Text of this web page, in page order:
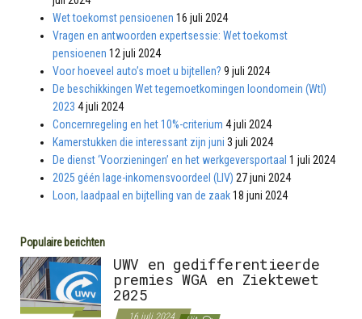
Wet toekomst pensioenen 16 juli 2024
Vragen en antwoorden expertsessie: Wet toekomst
pensioenen 12 juli 2024
Voor hoeveel auto’s moet u bijtellen? 9 juli 2024
De beschikkingen Wet tegemoetkomingen loondomein (Wtl)
2023 4 juli 2024
Concernregeling en het 10%-criterium 4 juli 2024
Kamerstukken die interessant zijn juni 3 juli 2024
De dienst ‘Voorzieningen’ en het werkgeversportaal 1 juli 2024
2025 géén lage-inkomensvoordeel (LIV) 27 juni 2024
Loon, laadpaal en bijtelling van de zaak18 juni 2024
Populaire berichten
UWV en gedifferentieerde
premies WGA en Ziektewet
2025